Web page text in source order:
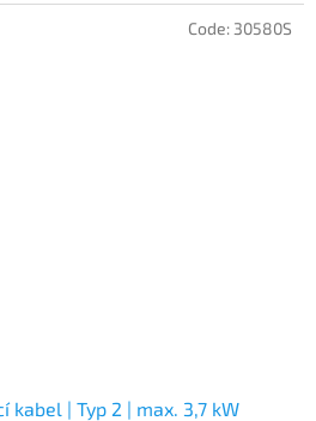
kabel | Typ 2 | max. 3,7 kW
Code: 30580S